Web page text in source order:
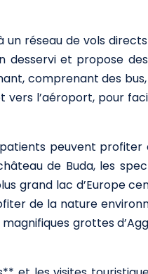
réseau de vols
et propose
comprenant des
l’aéroport, pour
peuvent
de Buda, les
grand lac d’Europe
de la nature
grottes